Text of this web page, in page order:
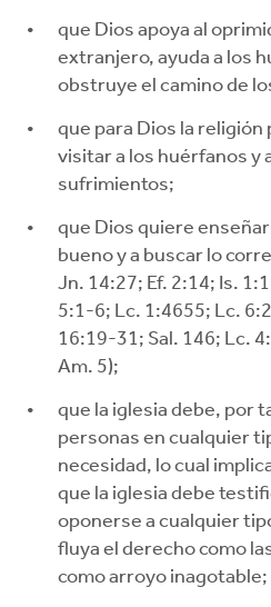
que Dios apoya al
extranjero, ayuda a los
obstruye el camino de
que para Dios la religión
visitar a los huérfanos y
sufrimientos;
que Dios quiere
bueno y a buscar lo
Jn. 14:27; Ef. 2:14; Is.
5:1-6; Lc. 1:4655; Lc.
16:19-31; Sal. 146; Lc.
Am. 5);
que la iglesia debe, por
personas en cualquier
necesidad, lo cual
que la iglesia debe
oponerse a cualquier
fluya el derecho como
como arroyo inagotable;